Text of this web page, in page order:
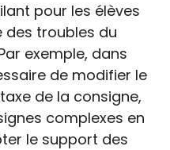
pour les élèves
troubles du
exemple, dans
de modifier le
de la consigne,
complexes en
le support des